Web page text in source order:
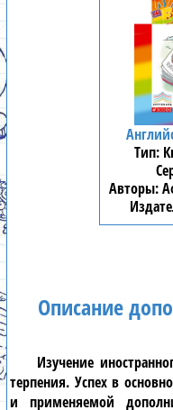
Описание
Изучение
терпения. Успех в
и применяемой